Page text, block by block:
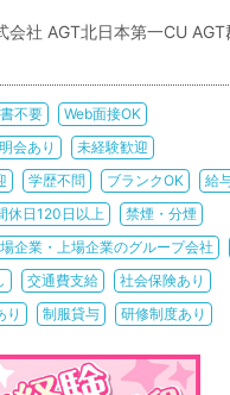
会社 AGT北日本第一CU AGT
不要
Web面接OK
会あり
未経験歓迎
学歴不問 ブランクOK
給
休日120日以上
禁煙・分煙
企業・上場企業のグループ会社
交通費支給
社会保険あり
り
制服貸与 研修制度あり